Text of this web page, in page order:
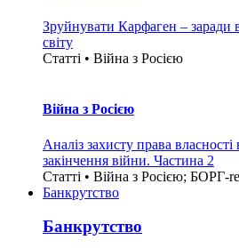
Зруйнувати Карфаген – заради
світу
Статті • Війна з Росією
Війна з Росією
Аналіз захисту права власності
закінчення війни. Частина 2
Статті • Війна з Росією; БОРГ-
Банкрутство
Банкрутство